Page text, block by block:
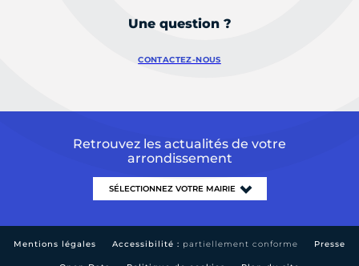
Une question ?
CONTACTEZ-NOUS
Retrouvez les actualités de votre
arrondissement
Mentions légales Accessibilité : partiellement conforme Presse